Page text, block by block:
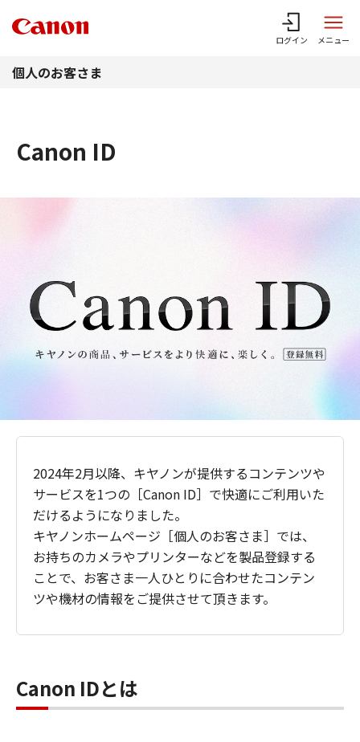
ログイン メニュー
個人のお客さま
Canon ID
2024年2月以降、キヤノンが提供するコンテンツや
サービスを1つの［Canon ID］で快適にご利用いた
だけるようになりました。
キヤノンホームページ［個人のお客さま］では、
お持ちのカメラやプリンターなどを製品登録する
ことで、お客さま一人ひとりに合わせたコンテン
ツや機材の情報をご提供させて頂きます。
Canon IDとは